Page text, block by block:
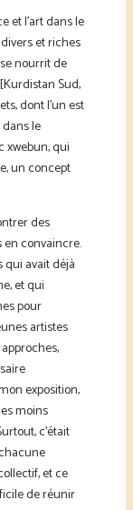
et l’art dans le
et riches
nourrit de
Sud,
dont l’un est
le
xwebun, qui
un concept
des
en convaincre.
qui avait déjà
et qui
pour
artistes
exposition,
moins
c’était
et ce
de réunir